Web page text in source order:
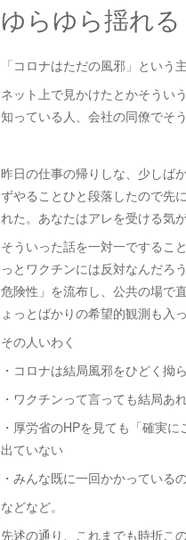
ゆらゆら揺れる
「コロナはただの風邪」という
ネット上で見かけたとかそうい
知っている人、会社の同僚でそ
昨日の仕事の帰りしな、少しば
ずやることひと段落したので先
れた。あなたはアレを受ける気
そういった話を一対一でするこ
っとワクチンには反対なんだろ
危険性」を流布し、公共の場で
ょっとばかりの希望的観測も入っ
その人いわく
・コロナは結局風邪をひどく拗
・ワクチンって言っても結局あ
・厚労省のHPを見ても「確実
出ていない
・みんな既に一回かかっている
などなど。
先述の通り、これまでも時折こ